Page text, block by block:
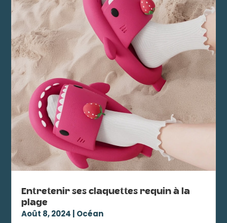
Entretenir ses claquettes requin à la
plage
Août 8, 2024
Océan